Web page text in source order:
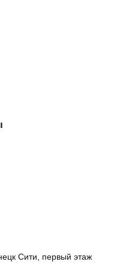
Сити, первый этаж